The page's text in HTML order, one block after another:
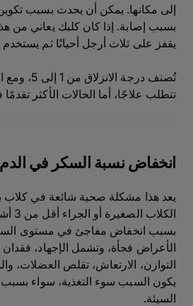
إلى مكانها. يمكن أن يحدث بسبب
بسبب إصابة. إذا كان كلبك يعاني من
يقفز على ثلاث أرجل أحيانًا ثم يستخدم
تُصنف درجة
تتطلب علاجًا، أما الحالات الأكثر
انخفاض نسبة السكر في الدم
يعد هذا مشكلة صحية شائعة في كلاب
بسبب انخفاض مفاجئ في مستوى
الأعراض فجأة، وتشمل الإجهاد،
التوازن، الارتعاش، تقلص العضلات،
يكون السبب سوء التغذية، سواء بسبب
السيئة.